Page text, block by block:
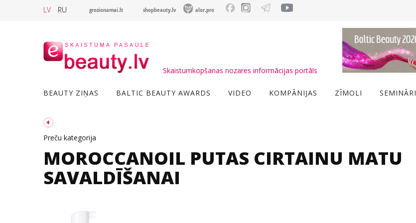
LV RU grozionamai.lt shopbeauty.lv alor.pro
Skaistumkopšanas nozares informācijas portāls
BEAUTY ZIŅAS BALTIC BEAUTY AWARDS VIDEO KOMPĀNIJAS ZĪMOLI SEMINĀRI
Preču kategorija
MOROCCANOIL PUTAS CIRTAINU MATU
SAVALDĪŠANAI